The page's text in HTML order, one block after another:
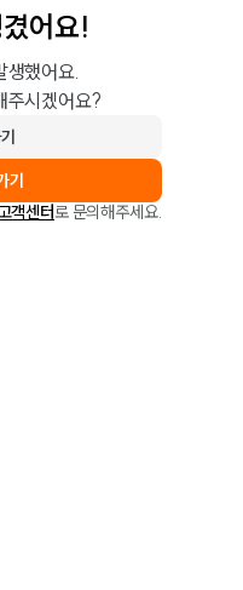
어요!
생했어요.
주시겠어요?
기
객센터로 문의해주세요.